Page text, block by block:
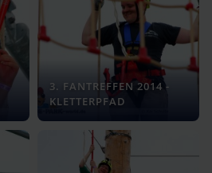
3. FANTREFFEN 2014 -
KLETTERPFAD